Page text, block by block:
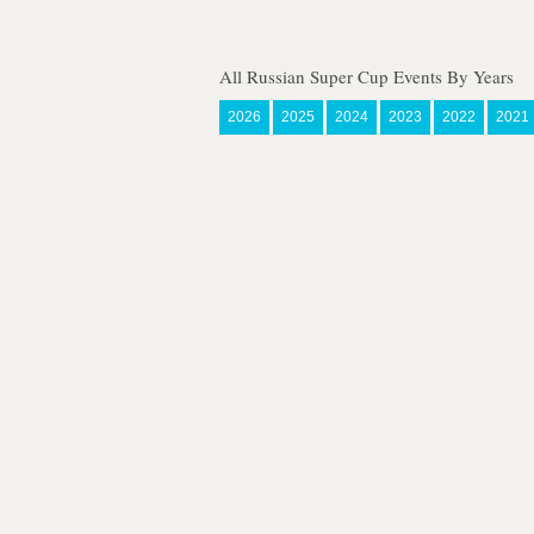
All Russian Super Cup Events By Years
2026 2025 2024 2023 2022 2021